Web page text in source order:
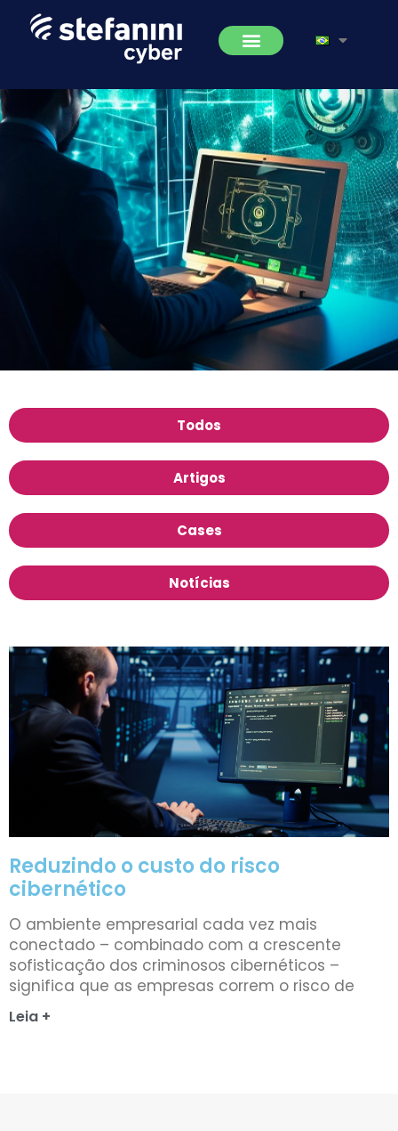
Todos
Artigos
Cases
Notícias
Reduzindo o custo do risco
cibernético
O ambiente empresarial cada vez mais
conectado – combinado com a crescente
sofisticação dos criminosos cibernéticos –
significa que as empresas correm o risco de
Leia +